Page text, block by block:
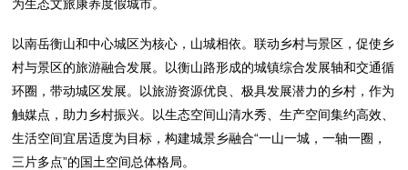
为生态文旅康养度假城市。
以南岳衡山和中心城区为核心，山城相依。联动乡村与景区，促使乡
村与景区的旅游融合发展。以衡山路形成的城镇综合发展轴和交通循
环圈，带动城区发展。以旅游资源优良、极具发展潜力的乡村，作为
触媒点，助力乡村振兴。以生态空间山清水秀、生产空间集约高效、
生活空间宜居适度为目标，构建城景乡融合“一山一城，一轴一圈，
三片多点”的国土空间总体格局。